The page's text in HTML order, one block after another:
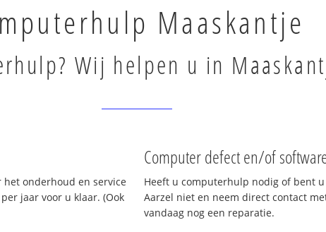
Maaskantje
Wij helpen u in
het onderhoud en service
jaar voor u klaar. (Ook
Computer defect en/of
Heeft u computerhulp nodig of bent
Aarzel niet en neem direct contact
vandaag nog een reparatie.